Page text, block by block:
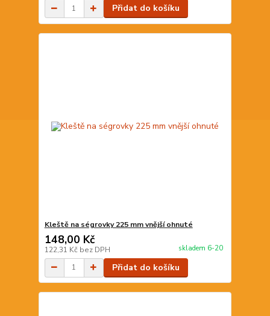
Přidat do košíku
Kleště na ségrovky 225 mm vnější ohnuté
148,00 Kč
122,31 Kč bez DPH skladem 6-20
Přidat do košíku